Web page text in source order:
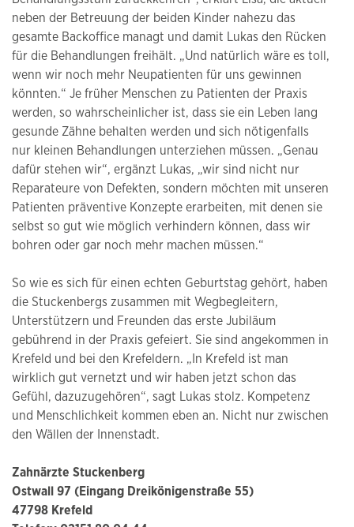
neben der Betreuung der beiden Kinder nahezu das
gesamte Backoffice managt und damit Lukas den Rücken
für die Behandlungen freihält. „Und natürlich wäre es toll,
wenn wir noch mehr Neupatienten für uns gewinnen
könnten.“ Je früher Menschen zu Patienten der Praxis
werden, so wahrscheinlicher ist, dass sie ein Leben lang
gesunde Zähne behalten werden und sich nötigenfalls
nur kleinen Behandlungen unterziehen müssen. „Genau
dafür stehen wir“, ergänzt Lukas, „wir sind nicht nur
Reparateure von Defekten, sondern möchten mit unseren
Patienten präventive Konzepte erarbeiten, mit denen sie
selbst so gut wie möglich verhindern können, dass wir
bohren oder gar noch mehr machen müssen.“
So wie es sich für einen echten Geburtstag gehört, haben
die Stuckenbergs zusammen mit Wegbegleitern,
Unterstützern und Freunden das erste Jubiläum
gebührend in der Praxis gefeiert. Sie sind angekommen in
Krefeld und bei den Krefeldern. „In Krefeld ist man
wirklich gut vernetzt und wir haben jetzt schon das
Gefühl, dazuzugehören“, sagt Lukas stolz. Kompetenz
und Menschlichkeit kommen eben an. Nicht nur zwischen
den Wällen der Innenstadt.
Zahnärzte Stuckenberg
Ostwall 97 (Eingang Dreikönigenstraße 55)
47798 Krefeld